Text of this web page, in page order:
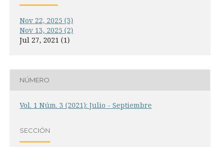
Nov 22, 2025 (3)
Nov 13, 2025 (2)
Jul 27, 2021 (1)
NÚMERO
Vol. 1 Núm. 3 (2021): Julio - Septiembre
SECCIÓN